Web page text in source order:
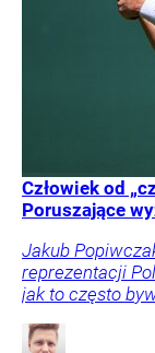
Człowiek od
Poruszające
Jakub
reprezentacji
jak to często